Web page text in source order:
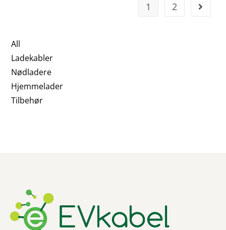
1 2
All
Ladekabler
Nødladere
Hjemmelader
Tilbehør